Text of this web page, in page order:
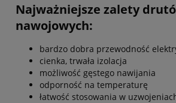
Najważniejsze zalety
nawojowych:
bardzo dobra przewodność
cienka, trwała izolacja
możliwość gęstego nawijania
odporność na temperaturę
łatwość stosowania w